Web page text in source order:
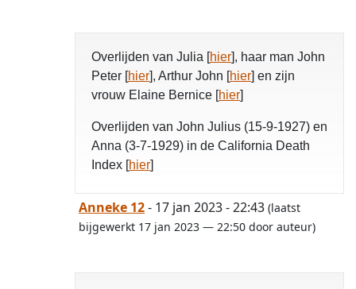
Overlijden van Julia [hier], haar man John
Peter [hier], Arthur John [hier] en zijn
vrouw Elaine Bernice [hier]
Overlijden van John Julius (15-9-1927) en
Anna (3-7-1929) in de California Death
Index [hier]
Anneke 12- 17 jan 2023 - 22:43 (laatst
bijgewerkt 17 jan 2023 — 22:50 door auteur)